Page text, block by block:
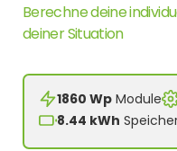
Berechne deine
deiner Situation
1860 Wp Module
8.44 kWh